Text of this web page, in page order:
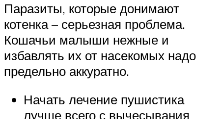
Паразиты, которые донимают
котенка – серьезная проблема.
Кошачьи малыши нежные и
избавлять их от насекомых надо
предельно аккуратно.
Начать лечение пушистика
лучше всего с вычесывания